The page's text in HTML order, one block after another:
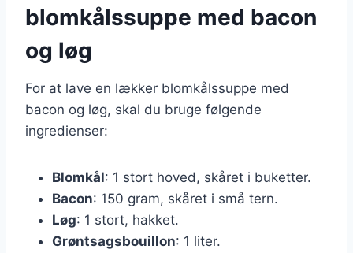
blomkålssuppe med bacon
og løg
For at lave en lækker blomkålssuppe med
bacon og løg, skal du bruge følgende
ingredienser:
Blomkål: 1 stort hoved, skåret i buketter.
Bacon: 150 gram, skåret i små tern.
Løg: 1 stort, hakket.
Grøntsagsbouillon: 1 liter.